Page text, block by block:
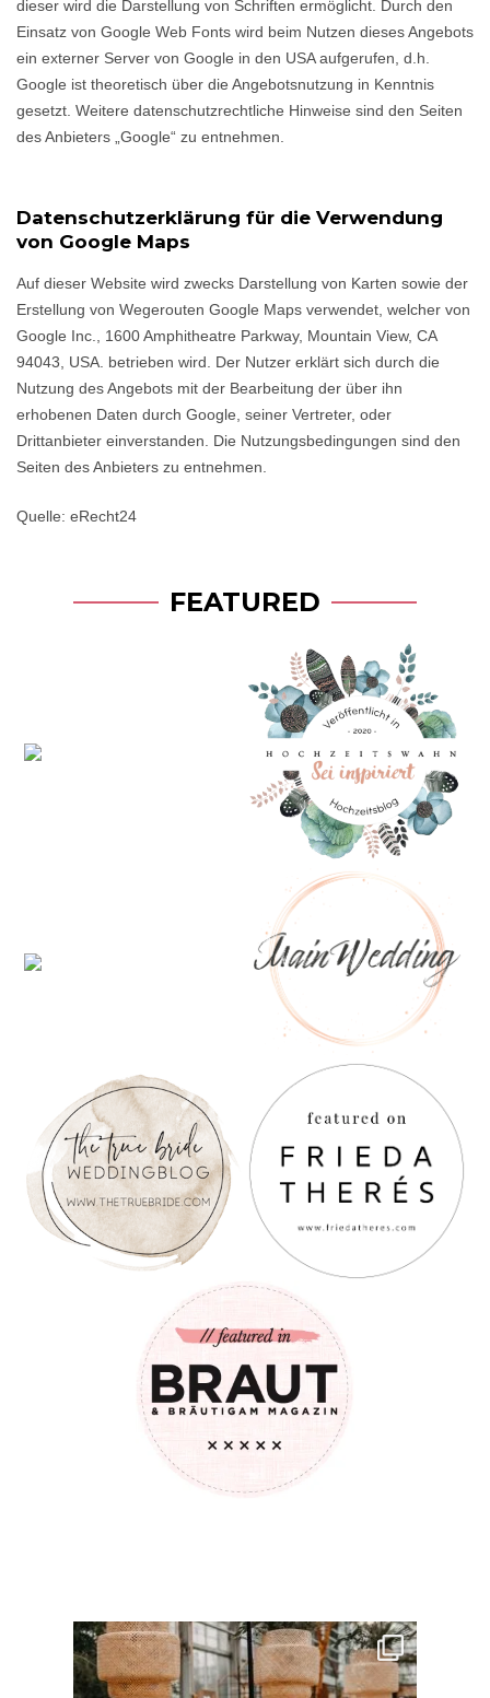
dieser wird die Darstellung von Schriften ermöglicht. Durch den
Einsatz von Google Web Fonts wird beim Nutzen dieses Angebots
ein externer Server von Google in den USA aufgerufen, d.h.
Google ist theoretisch über die Angebotsnutzung in Kenntnis
gesetzt. Weitere datenschutzrechtliche Hinweise sind den Seiten
des Anbieters „Google“ zu entnehmen.
Datenschutzerklärung für die Verwendung
von Google Maps
Auf dieser Website wird zwecks Darstellung von Karten sowie der
Erstellung von Wegerouten Google Maps verwendet, welcher von
Google Inc., 1600 Amphitheatre Parkway, Mountain View, CA
94043, USA. betrieben wird. Der Nutzer erklärt sich durch die
Nutzung des Angebots mit der Bearbeitung der über ihn
erhobenen Daten durch Google, seiner Vertreter, oder
Drittanbieter einverstanden. Die Nutzungsbedingungen sind den
Seiten des Anbieters zu entnehmen.
Quelle: eRecht24
FEATURED